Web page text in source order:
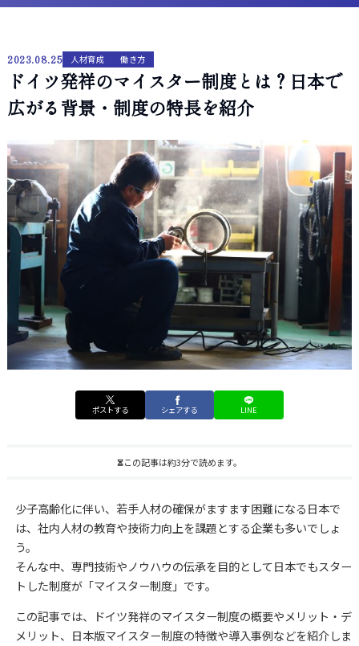
2023.08.25 人材育成 働き方
ドイツ発祥のマイスター制度とは？日本で
広がる背景・制度の特長を紹介
ポストする シェアする LINE
この記事は約3分で読めます。
少子高齢化に伴い、若手人材の確保がますます困難になる日本で
は、社内人材の教育や技術力向上を課題とする企業も多いでしょ
う。
そんな中、専門技術やノウハウの伝承を目的として日本でもスター
トした制度が「マイスター制度」です。
この記事では、ドイツ発祥のマイスター制度の概要やメリット・デ
メリット、日本版マイスター制度の特徴や導入事例などを紹介しま